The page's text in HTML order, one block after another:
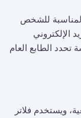
للشخص
الإلكتروني
تحدد الطابع العام
ويستخدم فلاتر